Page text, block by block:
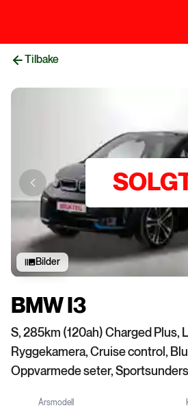
Tilbake
Previous slide
Bilder
BMW I3
S, 285km (120ah) Charged Plus,
Ryggekamera, Cruise control,
Oppvarmede seter,
Årsmodell